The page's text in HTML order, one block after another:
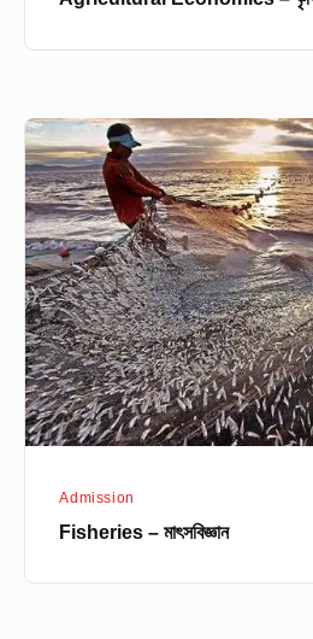
Fisheries
–
মাৎসবিজ্ঞান
Admission
Fisheries – মাৎসবিজ্ঞান